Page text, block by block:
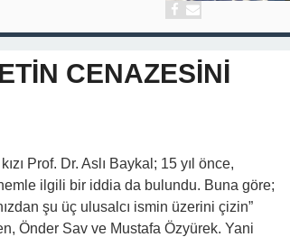
CENAZESİNİ
Prof. Dr. Aslı Baykal; 15 yıl önce,
ilgili bir iddia da bulundu. Buna göre;
şu üç ulusalcı ismin üzerini çizin”
Önder Sav ve Mustafa Özyürek. Yani